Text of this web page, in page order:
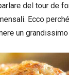
del tour de
Ecco
un